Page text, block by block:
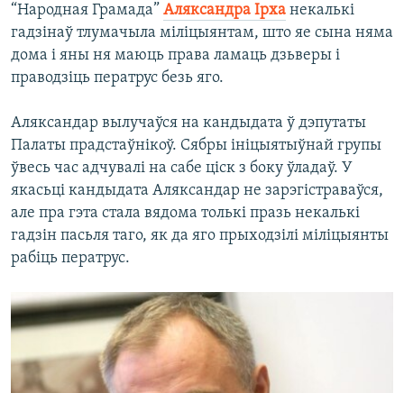
“Народная Грамада” Аляксандра Ірха некалькі
гадзінаў тлумачыла міліцыянтам, што яе сына няма
дома і яны ня маюць права ламаць дзьверы і
праводзіць ператрус безь яго.
Аляксандар вылучаўся на кандыдата ў дэпутаты
Палаты прадстаўнікоў. Сябры ініцыятыўнай групы
ўвесь час адчувалі на сабе ціск з боку ўладаў. У
якасьці кандыдата Аляксандар не зарэгістраваўся,
але пра гэта стала вядома толькі празь некалькі
гадзін пасьля таго, як да яго прыходзілі міліцыянты
рабіць ператрус.